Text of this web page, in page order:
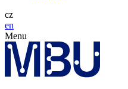
cz
en
Menu